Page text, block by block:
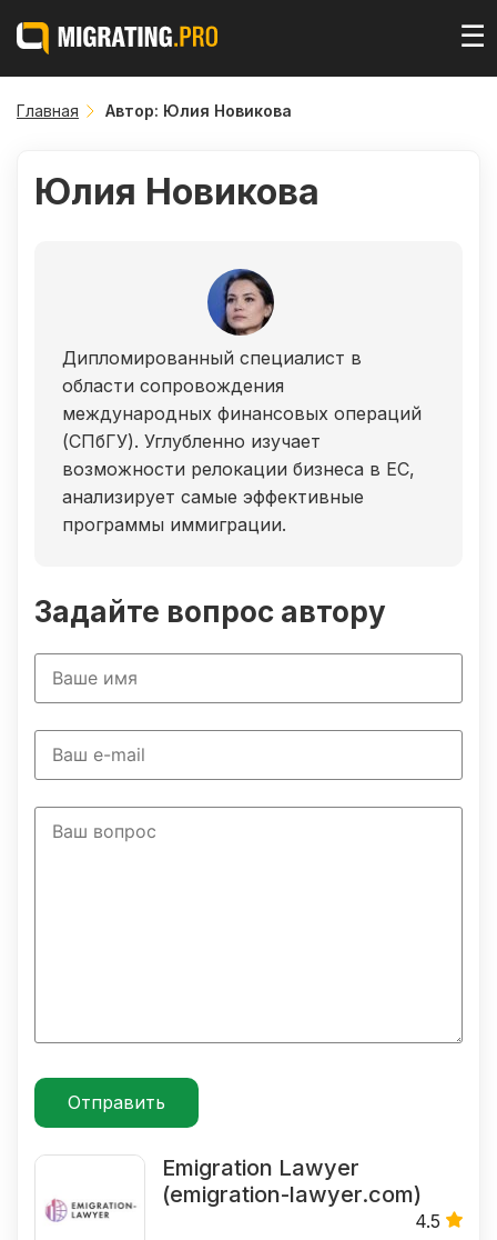
☰
Главная Автор: Юлия Новикова
Юлия Новикова
Дипломированный специалист в
области сопровождения
международных финансовых операций
(СПбГУ). Углубленно изучает
возможности релокации бизнеса в ЕС,
анализирует самые эффективные
программы иммиграции.
Задайте вопрос автору
Emigration Lawyer
(emigration-lawyer.com)
4.5